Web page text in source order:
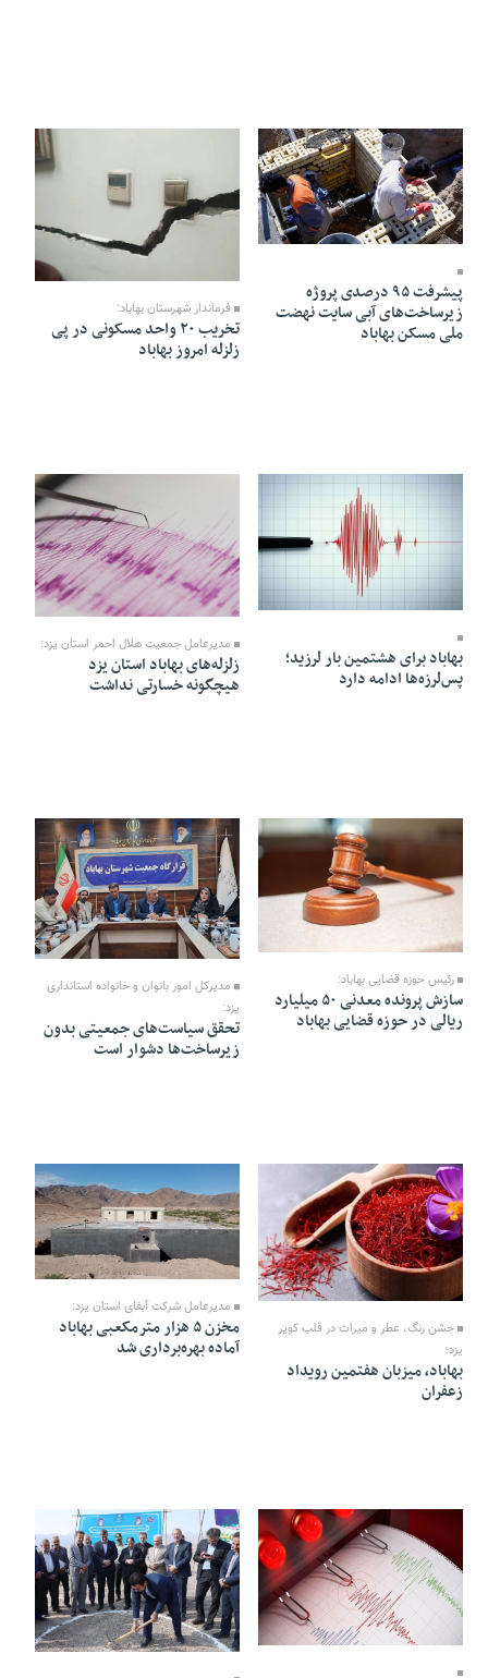
09 Azar 1404 - 19:56
پیشرفت ۹۵ درصدی پروژه
زیرساخت‌های آبی سایت نهضت
ملی مسکن بهاباد
فرماندار شهرستان بهاباد:
تخریب ۲۰ واحد مسکونی در پی
زلزله امروز بهاباد
07 Azar 1404 - 15:44
بهاباد برای هشتمین بار لرزید؛
پس‌لرزه‌ها ادامه دارد
07 Azar 1404 - 11:18
مدیرعامل جمعیت هلال احمر استان یزد:
زلزله‌های بهاباد استان یزد
هیچگونه خسارتی نداشت
05 Azar 1404 - 13:58
رئیس حوزه قضایی بهاباد:
سازش پرونده معدنی ۵۰ میلیارد
ریالی در حوزه قضایی بهاباد
21 Aban 1404 - 19:02
مدیرکل امور بانوان و خانواده استانداری
یزد:
تحقق سیاست‌های جمعیتی بدون
زیرساخت‌ها دشوار است
جشن رنگ، عطر و میراث در قلب کویر
یزد؛
بهاباد، میزبان هفتمین رویداد
زعفران
17 Aban 1404 - 19:05
مدیرعامل شرکت آبفای استان یزد:
مخزن ۵ هزار مترمکعبی بهاباد
آماده بهره‌برداری شد
28 Mehr 1404 - 11:32